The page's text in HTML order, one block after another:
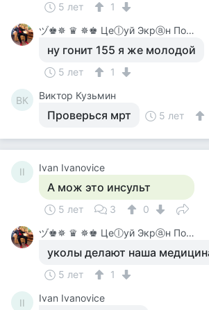
5 лет
1
ヅ♚✵ ♛ ✵♚ Цеⓛуй Экрⓐн Покⓐ On-Line♚✵ ♛✵ ♚
ну гонит 155 я же молодой
5 лет 1
ВК Виктор Кузьмин
Проверься мрт 5 лет
II Ivan Ivanovice
А мож это инсульт
5 лет 3
0
ヅ♚✵ ♛ ✵♚ Цеⓛуй Экрⓐн Покⓐ On-Line♚✵ ♛✵ ♚
уколы делают наша
5 лет 1
II Ivan Ivanovice